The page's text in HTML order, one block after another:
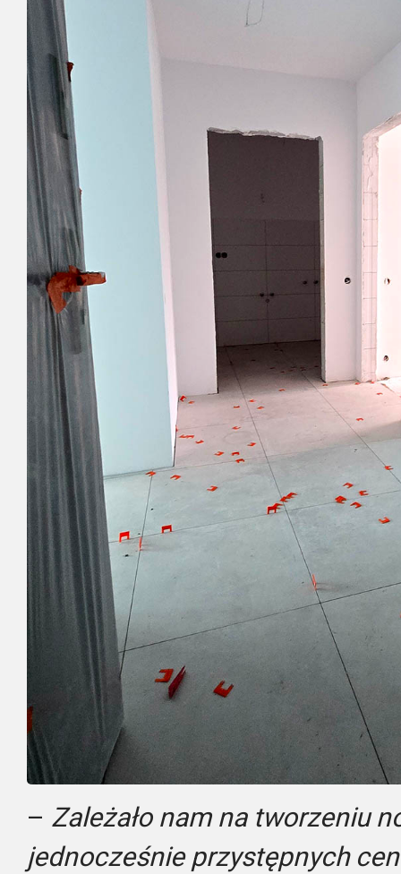
– Zależało nam na tworzeniu
jednocześnie przystępnych